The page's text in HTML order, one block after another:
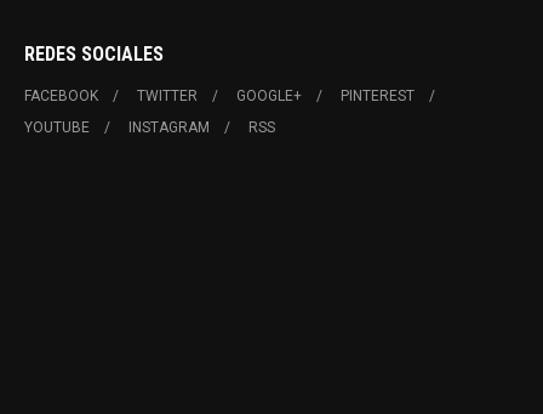
REDES SOCIALES
FACEBOOK TWITTER GOOGLE+
PINTEREST
YOUTUBE
INSTAGRAM RSS